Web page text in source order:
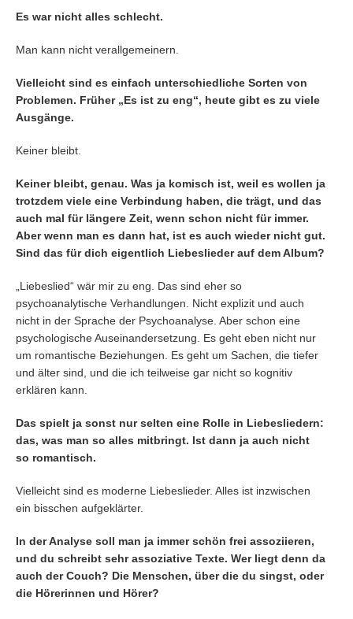
Es war nicht alles schlecht.
Man kann nicht verallgemeinern.
Vielleicht sind es einfach unterschiedliche Sorten von
Problemen. Früher „Es ist zu eng“, heute gibt es zu viele
Ausgänge.
Keiner bleibt.
Keiner bleibt, genau. Was ja komisch ist, weil es wollen ja
trotzdem viele eine Verbindung haben, die trägt, und das
auch mal für längere Zeit, wenn schon nicht für immer.
Aber wenn man es dann hat, ist es auch wieder nicht gut.
Sind das für dich eigentlich Liebeslieder auf dem Album?
„Liebeslied“ wär mir zu eng. Das sind eher so
psychoanalytische Verhandlungen. Nicht explizit und auch
nicht in der Sprache der Psychoanalyse. Aber schon eine
psychologische Auseinandersetzung. Es geht eben nicht nur
um romantische Beziehungen. Es geht um Sachen, die tiefer
und älter sind, und die ich teilweise gar nicht so kognitiv
erklären kann.
Das spielt ja sonst nur selten eine Rolle in Liebesliedern:
das, was man so alles mitbringt. Ist dann ja auch nicht
so romantisch.
Vielleicht sind es moderne Liebeslieder. Alles ist inzwischen
ein bisschen aufgeklärter.
In der Analyse soll man ja immer schön frei assoziieren,
und du schreibt sehr assoziative Texte. Wer liegt denn da
auch der Couch? Die Menschen, über die du singst, oder
die Hörerinnen und Hörer?